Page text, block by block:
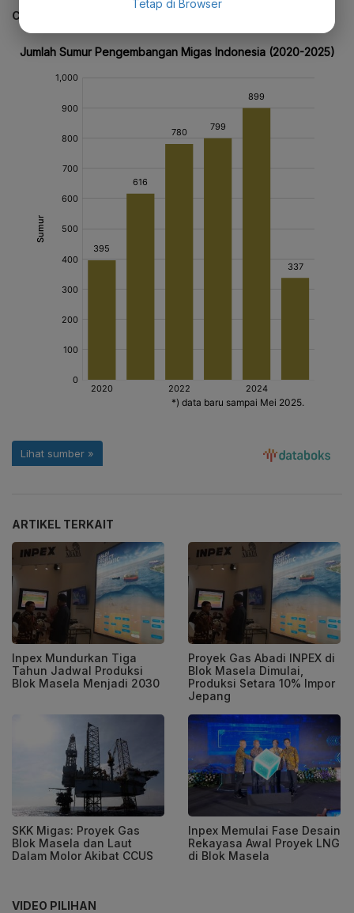
CEK JUGA DATA INI
ARTIKEL TERKAIT
Inpex Mundurkan Tiga
Tahun Jadwal Produksi
Blok Masela Menjadi 2030
Proyek Gas Abadi INPEX di
Blok Masela Dimulai,
Produksi Setara 10% Impor
Jepang
SKK Migas: Proyek Gas
Blok Masela dan Laut
Dalam Molor Akibat CCUS
Inpex Memulai Fase Desain
Rekayasa Awal Proyek LNG
di Blok Masela
VIDEO PILIHAN
Tetap di Browser